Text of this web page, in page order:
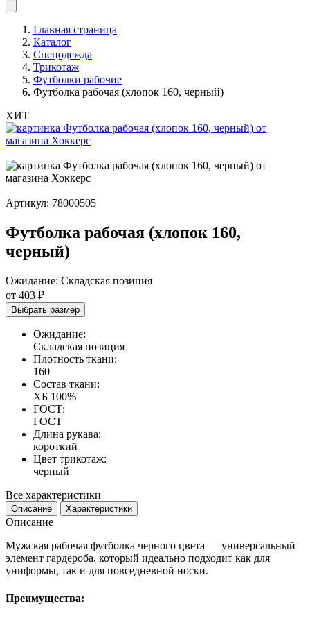
Главная страница
Каталог
Спецодежда
Трикотаж
Футболки рабочие
Футболка рабочая (хлопок 160, черный)
ХИТ
Артикул: 78000505
Футболка рабочая (хлопок 160,
черный)
Ожидание: Cкладская позиция
от 403 ₽
Выбрать размер
Ожидание:
Cкладская позиция
Плотность ткани:
160
Состав ткани:
ХБ 100%
ГОСТ:
ГОСТ
Длина рукава:
короткий
Цвет трикотаж:
черный
Все характеристики
Описание Характеристики
Описание
Мужская рабочая футболка черного цвета — универсальный
элемент гардероба, который идеально подходит как для
униформы, так и для повседневной носки.
Преимущества: